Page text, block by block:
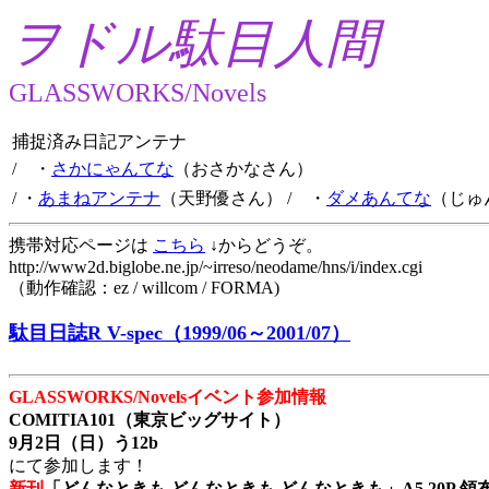
ヲドル駄目人間
GLASSWORKS/Novels
捕捉済み日記アンテナ
/ ・ さかにゃんてな （おさかなさん）
/ ・ あまねアンテナ （天野優さん） / ・ ダメあんてな （じ
携帯対応ページは こちら ↓からどうぞ。
http://www2d.biglobe.ne.jp/~irreso/neodame/hns/i/index.cgi
（動作確認：ez / willcom / FORMA)
駄目日誌R V-spec（1999/06～2001/07）
GLASSWORKS/Novelsイベント参加情報
COMITIA101（東京ビッグサイト）
9月2日（日）う12b
にて参加します！